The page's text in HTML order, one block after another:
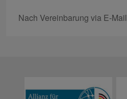
Nach Vereinbarung via E-Mail